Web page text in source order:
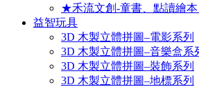
★禾流文創-童書、點讀繪
益智玩具
3D 木製立體拼圖–電影系列
3D 木製立體拼圖–音樂盒系
3D 木製立體拼圖–裝飾系列
3D 木製立體拼圖–地標系列